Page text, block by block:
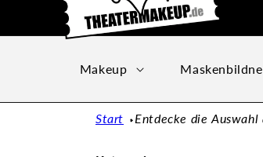
Makeup
Start Entdecke die